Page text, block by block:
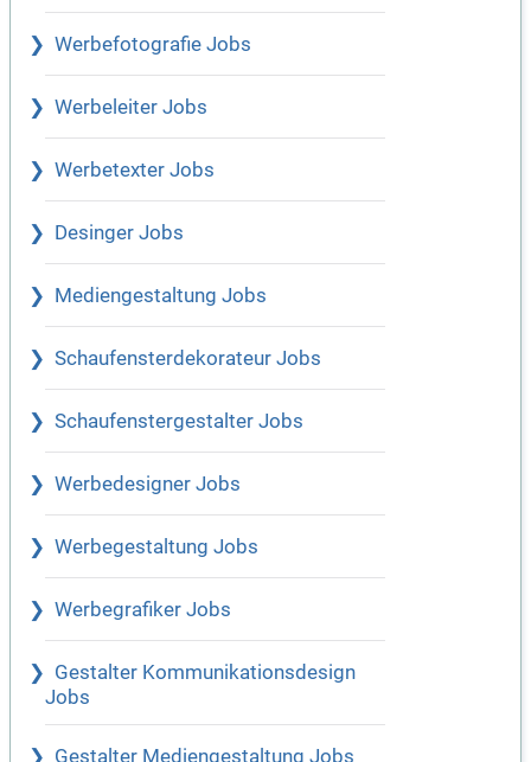
Werbefotografie Jobs
Werbeleiter Jobs
Werbetexter Jobs
Desinger Jobs
Mediengestaltung Jobs
Schaufensterdekorateur Jobs
Schaufenstergestalter Jobs
Werbedesigner Jobs
Werbegestaltung Jobs
Werbegrafiker Jobs
Gestalter Kommunikationsdesign
Jobs
Gestalter Mediengestaltung Jobs